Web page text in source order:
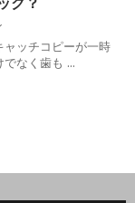
ャッチコピーが一時
なく歯も ...